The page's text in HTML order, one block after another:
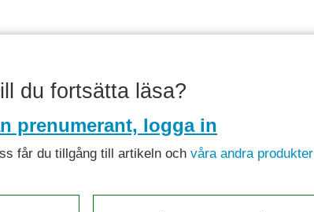
du fortsätta läsa?
prenumerant, logga in
får du tillgång till artikeln ochvåra andra produkter